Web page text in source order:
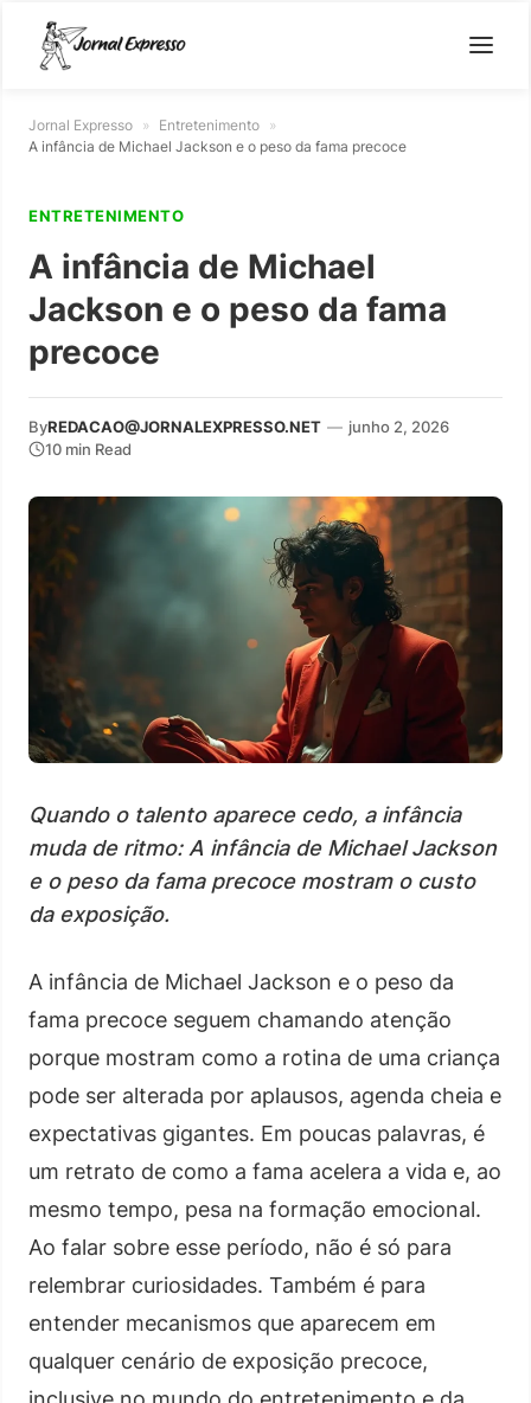
Jornal Expresso » Entretenimento »
A infância de Michael Jackson e o peso da fama precoce
ENTRETENIMENTO
A infância de Michael
Jackson e o peso da fama
precoce
ByREDACAO@JORNALEXPRESSO.NET — junho 2, 2026
10 min Read
Quando o talento aparece cedo, a infância
muda de ritmo: A infância de Michael Jackson
e o peso da fama precoce mostram o custo
da exposição.
A infância de Michael Jackson e o peso da
fama precoce seguem chamando atenção
porque mostram como a rotina de uma criança
pode ser alterada por aplausos, agenda cheia e
expectativas gigantes. Em poucas palavras, é
um retrato de como a fama acelera a vida e, ao
mesmo tempo, pesa na formação emocional.
Ao falar sobre esse período, não é só para
relembrar curiosidades. Também é para
entender mecanismos que aparecem em
qualquer cenário de exposição precoce,